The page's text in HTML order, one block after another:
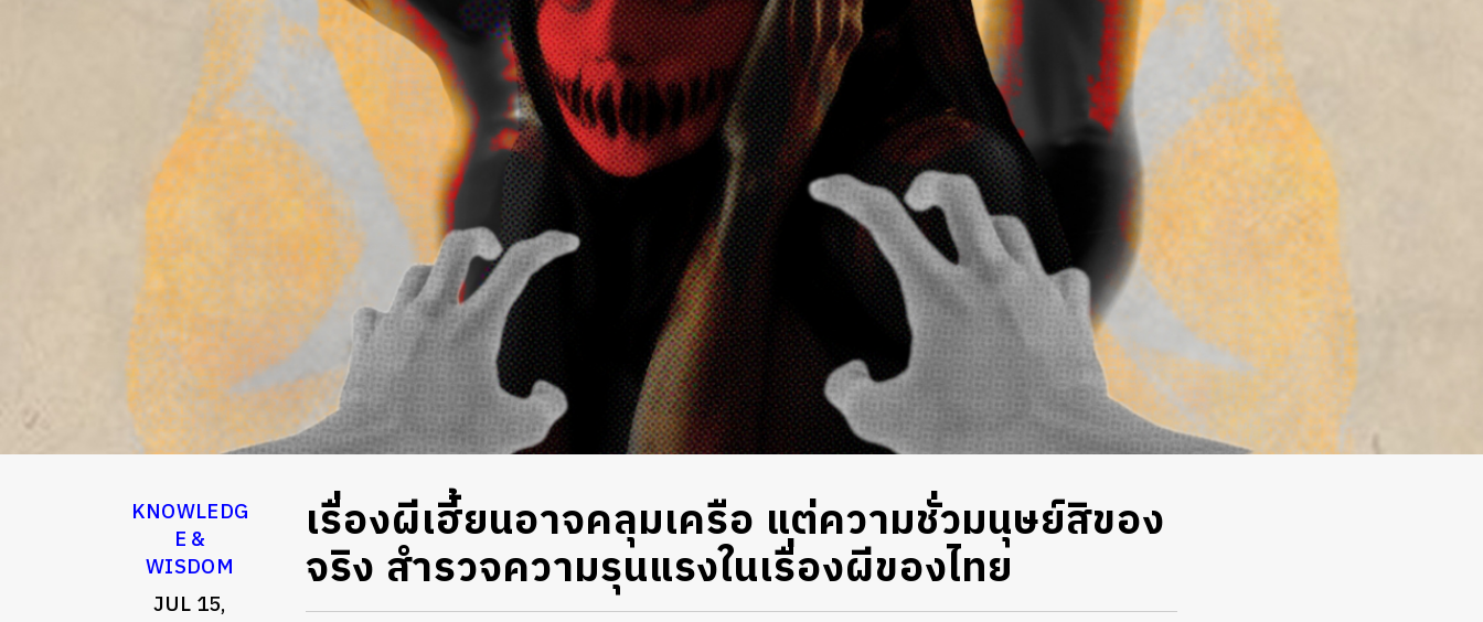
KNOWLEDG
E &
WISDOM
JUL 15,
เรื่องผีเฮี้ยนอาจคลุมเครือ แต่ความชั่วมนุษย์สิของ
จริง สำรวจความรุนแรงในเรื่องผีของไทย